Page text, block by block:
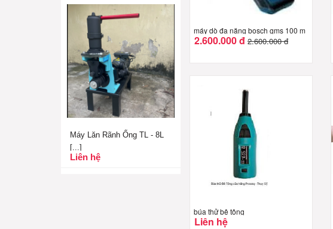
Máy Lăn Rãnh Ống TL - 8L
[...]
Liên hệ
máy dò đa năng bosch gms 100 m
2.600.000 đ 2.600.000 đ
búa thử bê tông
Liên hệ